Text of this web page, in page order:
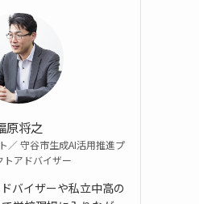
原将之
／ 守谷市生成AI活用推進プ
トアドバイザー
バイザーや私立中高の